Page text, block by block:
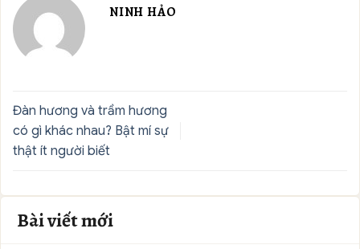
NINH HẢO
Đàn hương và trầm hương
có gì khác nhau? Bật mí sự
thật ít người biết
Bài viết mới